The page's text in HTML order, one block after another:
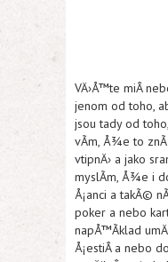
VÄ›Å™te miÂ
jenom od toho,
jsou tady od toho,
vÃ­m, Å¾e to znÃ­
vtipnÄ› a jako
myslÃ­m, Å¾e i
Å¡anci a takÃ©
poker a nebo
napÅ™Ã­klad
Å¡estiÂ a nebo